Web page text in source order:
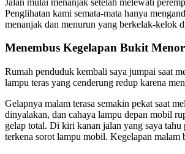
Penglihatan kami semata-mata hanya
menanjak dan menurun yang berkelak-kelok
Menembus Kegelapan Bukit
Rumah penduduk kembali saya jumpai saat
lampu teras yang cenderung redup karena
Gelapnya malam terasa semakin pekat saat
dinyalakan, dan cahaya lampu depan mobil
gelap total. Di kiri kanan jalan yang saya tahu
terkena sorot lampu mobil. Kegelapan malam